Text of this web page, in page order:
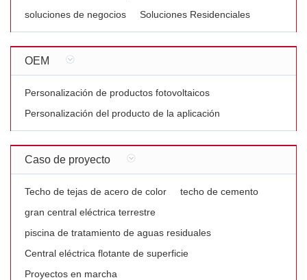
soluciones de negocios
Soluciones Residenciales
OEM
Personalización de productos fotovoltaicos
Personalización del producto de la aplicación
Caso de proyecto
Techo de tejas de acero de color
techo de cemento
gran central eléctrica terrestre
piscina de tratamiento de aguas residuales
Central eléctrica flotante de superficie
Proyectos en marcha